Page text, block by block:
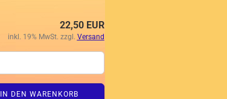
22,50 EUR
inkl. 19% MwSt. zzgl. Versand
IN DEN WARENKORB